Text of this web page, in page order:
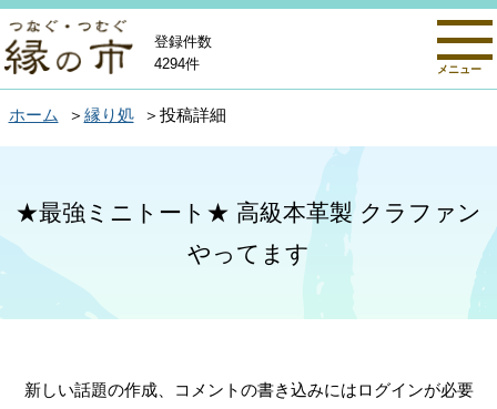
メニュー
登録件数
4294件
ホーム 縁り処 投稿詳細
★最強ミニトート★ 高級本革製 クラファン
やってます
新しい話題の作成、コメントの書き込みにはログインが必要